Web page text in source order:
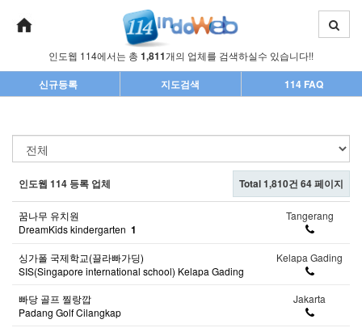
인도웹 114에서는 총 1,811개의 업체를 검색하실수 있습니다!!
신규등록 지도검색 114 FAQ
인도웹 114 등록 업체 Total 1,810건 64 페이지
꿈나무 유치원
DreamKids kindergarten 1
Tangerang
싱가폴 국제학교(끌라빠가딩)
SIS(Singapore international school) Kelapa Gading
Kelapa Gading
빠당 골프 찔랑깝
Padang Golf Cilangkap
Jakarta